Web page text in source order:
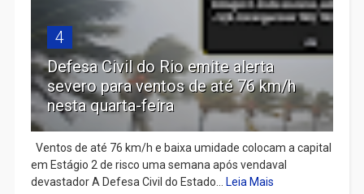
4
Defesa Civil do Rio emite alerta
severo para ventos de até 76 km/h
nesta quarta-feira
Ventos de até 76 km/h e baixa umidade colocam a capital
em Estágio 2 de risco uma semana após vendaval
devastador A Defesa Civil do Estado... Leia Mais